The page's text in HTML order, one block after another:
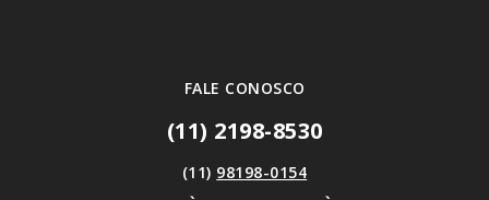
FALE CONOSCO
(11) 2198-8530
(11) 98198-0154